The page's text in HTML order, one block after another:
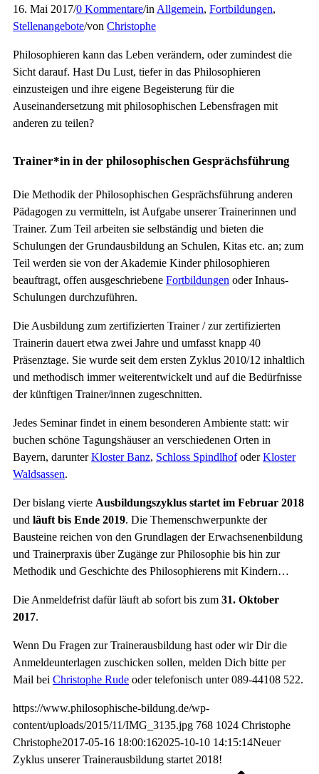
16. Mai 2017/0 Kommentare/inAllgemein, Fortbildungen,
Stellenangebote/von Christophe
Philosophieren kann das Leben verändern, oder zumindest die
Sicht darauf. Hast Du Lust, tiefer in das Philosophieren
einzusteigen und ihre eigene Begeisterung für die
Auseinandersetzung mit philosophischen Lebensfragen mit
anderen zu teilen?
Trainer*in in der philosophischen Gesprächsführung
Die Methodik der Philosophischen Gesprächsführung anderen
Pädagogen zu vermitteln, ist Aufgabe unserer Trainerinnen und
Trainer. Zum Teil arbeiten sie selbständig und bieten die
Schulungen der Grundausbildung an Schulen, Kitas etc. an; zum
Teil werden sie von der Akademie Kinder philosophieren
beauftragt, offen ausgeschriebene Fortbildungen oder Inhaus-
Schulungen durchzuführen.
Die Ausbildung zum zertifizierten Trainer / zur zertifizierten
Trainerin dauert etwa zwei Jahre und umfasst knapp 40
Präsenztage. Sie wurde seit dem ersten Zyklus 2010/12 inhaltlich
und methodisch immer weiterentwickelt und auf die Bedürfnisse
der künftigen Trainer/innen zugeschnitten.
Jedes Seminar findet in einem besonderen Ambiente statt: wir
buchen schöne Tagungshäuser an verschiedenen Orten in
Bayern, darunterKloster Banz, Schloss SpindlhofoderKloster
Waldsassen.
Der bislang vierte Ausbildungszyklus startet im Februar 2018
und läuft bis Ende 2019. Die Themenschwerpunkte der
Bausteine reichen von den Grundlagen der Erwachsenenbildung
und Trainerpraxis über Zugänge zur Philosophie bis hin zur
Methodik und Geschichte des Philosophierens mit Kindern…
Die Anmeldefrist dafür läuft ab sofort bis zum 31. Oktober
2017.
Wenn Du Fragen zur Trainerausbildung hast oder wir Dir die
Anmeldeunterlagen zuschicken sollen, melden Dich bitte per
Mail bei Christophe Rude oder telefonisch unter 089-44108 522.
https://www.philosophische-bildung.de/wp-
content/uploads/2015/11/IMG_3135.jpg 768 1024 Christophe
Christophe2017-05-16 18:00:162025-10-10 14:15:14Neuer
Zyklus unserer Trainerausbildung startet 2018!